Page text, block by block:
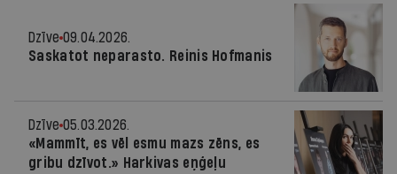
Dzīve 09.04.2026.
Saskatot neparasto. Reinis Hofmanis
Dzīve 05.03.2026.
«Mammīt, es vēl esmu mazs zēns, es
gribu dzīvot.» Harkivas eņģeļu